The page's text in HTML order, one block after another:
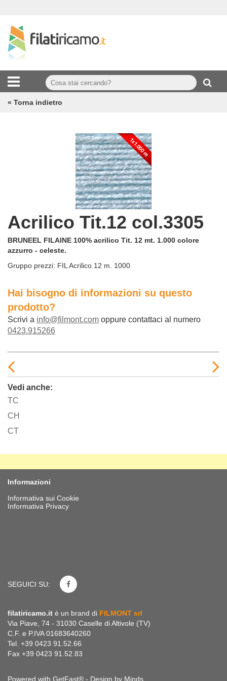
« Torna indietro
Acrilico Tit.12 col.3305
BRUNEEL FILAINE 100% acrilico Tit. 12 mt. 1.000 colore
azzurro - celeste.
Gruppo prezzi: FIL Acrilico 12 m. 1000
Hai bisogno di informazioni su questo
prodotto?
Scrivi a info@filmont.com oppure contattaci al numero
0423.915266
Vedi anche:
TC
CH
CT
Informazioni
Informativa sui Cookie
Informativa Privacy
SEGUICI SU:
filatiricamo.it è un brand di FILMONT srl
Via Piave, 74 - 31030 Caselle di Altivole (TV)
C.F. e P.IVA 01683640260
Tel. +39 0423 91.52.66
Fax +39 0423 91.52.83
Powered with GetFast® - Design by Minds